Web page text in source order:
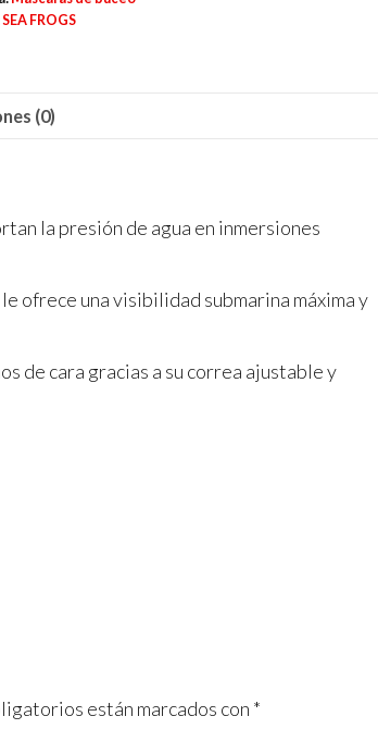
SEA FROGS
(0)
la presión de agua en inmersiones
ofrece una visibilidad submarina máxima y
de cara gracias a su correa ajustable y
están marcados con *